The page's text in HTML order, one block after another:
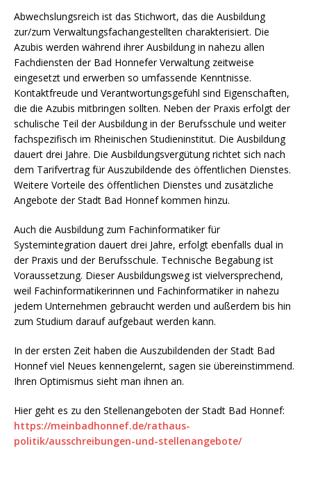
Abwechslungsreich ist das Stichwort, das die Ausbildung
zur/zum Verwaltungsfachangestellten charakterisiert. Die
Azubis werden während ihrer Ausbildung in nahezu allen
Fachdiensten der Bad Honnefer Verwaltung zeitweise
eingesetzt und erwerben so umfassende Kenntnisse.
Kontaktfreude und Verantwortungsgefühl sind Eigenschaften,
die die Azubis mitbringen sollten. Neben der Praxis erfolgt der
schulische Teil der Ausbildung in der Berufsschule und weiter
fachspezifisch im Rheinischen Studieninstitut. Die Ausbildung
dauert drei Jahre. Die Ausbildungsvergütung richtet sich nach
dem Tarifvertrag für Auszubildende des öffentlichen Dienstes.
Weitere Vorteile des öffentlichen Dienstes und zusätzliche
Angebote der Stadt Bad Honnef kommen hinzu.
Auch die Ausbildung zum Fachinformatiker für
Systemintegration dauert drei Jahre, erfolgt ebenfalls dual in
der Praxis und der Berufsschule. Technische Begabung ist
Voraussetzung. Dieser Ausbildungsweg ist vielversprechend,
weil Fachinformatikerinnen und Fachinformatiker in nahezu
jedem Unternehmen gebraucht werden und außerdem bis hin
zum Studium darauf aufgebaut werden kann.
In der ersten Zeit haben die Auszubildenden der Stadt Bad
Honnef viel Neues kennengelernt, sagen sie übereinstimmend.
Ihren Optimismus sieht man ihnen an.
Hier geht es zu den Stellenangeboten der Stadt Bad Honnef:
https://meinbadhonnef.de/rathaus-
politik/ausschreibungen-und-stellenangebote/